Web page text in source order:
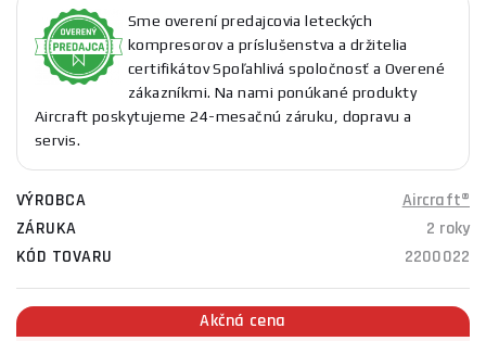
Sme overení predajcovia leteckých
kompresorov a príslušenstva a držitelia
certifikátov Spoľahlivá spoločnosť a Overené
zákazníkmi. Na nami ponúkané produkty
Aircraft poskytujeme 24-mesačnú záruku, dopravu a
servis.
VÝROBCA
Aircraft®
ZÁRUKA
2 roky
KÓD TOVARU
2200022
Akčná cena